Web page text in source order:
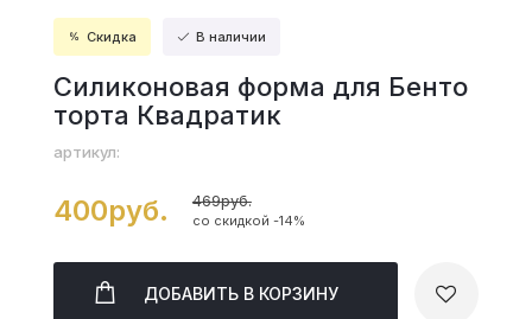
Скидка В наличии
Силиконовая форма для Бенто
торта Квадратик
артикул:
400руб. 469руб.
со скидкой -14%
ДОБАВИТЬ В КОРЗИНУ